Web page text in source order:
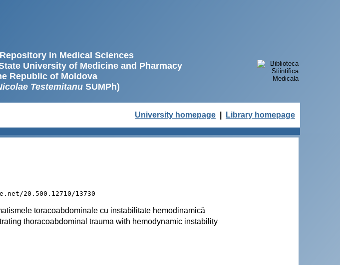
in Medical Sciences
University of Medicine and Pharmacy
Republic of Moldova
TestemitanuSUMPh)
University homepage Library homepage
20.500.12710/13730
toracoabdominale cu instabilitate hemodinamică
thoracoabdominal trauma with hemodynamic instability